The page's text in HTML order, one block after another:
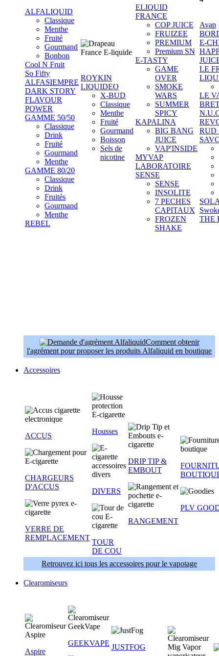
ALFALIQUID
Classique
Menthe
Fruité
Gourmand
Bonbon
Cool N Fruit
So Fifty
ALFASIEMPRE
DARK STORY
FLAVOUR
POWER
GAMME 50/50
Classique
Drink
Fruité
Gourmand
Menthe
GAMME 80/20
Classique
Drink
Fruités
Gourmand
Menthe
REBEL
ROYKIN
LIQUIDEO
X-BUD
Classique
Menthe
Fruité
Gourmand
Boisson
Sels de
nicotine
ELIQUID
FRANCE
COP JUICE
FRUIZEE
PREMIUM
Premium SN
E-TASTY
GAME
OVER
SMOKE
WARS
SUMMER
SPICY
KAPALINA
BIG BANG
JUICE
VAP'INSIDE
MYVAP
LABORATOIRE
SENSE
SENSE
INSOLITE
7 PECHES
CAPITAUX
FROZEN
SHAKE
Avap
E-
LE
LE
RUD
THE
Comment obtenir
l'agrément pour proposer les produits Alfaliquid en boutique
Accessoires
ACCUS
CHARGEURS
D'ACCUS
VERRE DE
REMPLACEMENT
Housses
DIVERS
TOUR
DE COU
DRIP TIP &
EMBOUT
RANGEMENT
PLV
Retrouvez ici tous les accessoires pour le vapotage
Clearomiseurs
Aspire
GEEKVAPE JUSTFOG